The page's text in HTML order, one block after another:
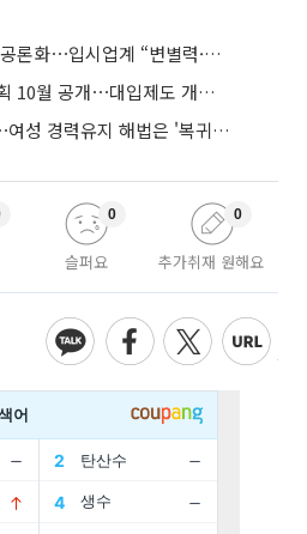
수능 절대평가·서논술형 공론화⋯입시업계 “변별력·사교육 대책 먼저”
국교위, 국가교육발전계획 10월 공개⋯대입제도 개편 공론화 추진
"육아휴직만으론 한계"⋯여성 경력유지 해법은 '복귀 후 유연근무’
슬퍼요
0
추가취재 원해요
0